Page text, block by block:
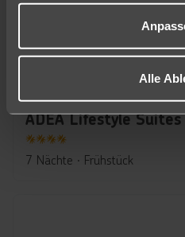
Alle
Tirol - Innsbruck, Mittel- und
4
7 Nächte ∙ Frühstück